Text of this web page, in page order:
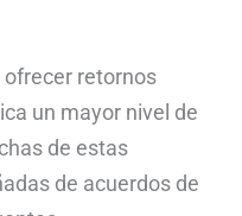
retornos
un mayor nivel de
de estas
de acuerdos de